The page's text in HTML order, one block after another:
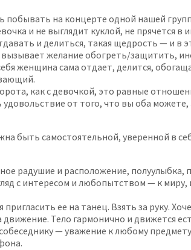
побывать на концерте одной нашей
и не выглядит куклой, не прячется
и делиться, такая щедрость — и в
желание обогреть/защитить,
женщина сама отдает, делится,
как с девочкой, это равные
удовольствие от того, что вы оба
быть самостоятельной, уверенной в
радушие и расположение, полуулыбка,
с интересом и любопытством — к миру,
ее на танец. Взять за руку.
Тело гармонично и движется
— уважение к любому